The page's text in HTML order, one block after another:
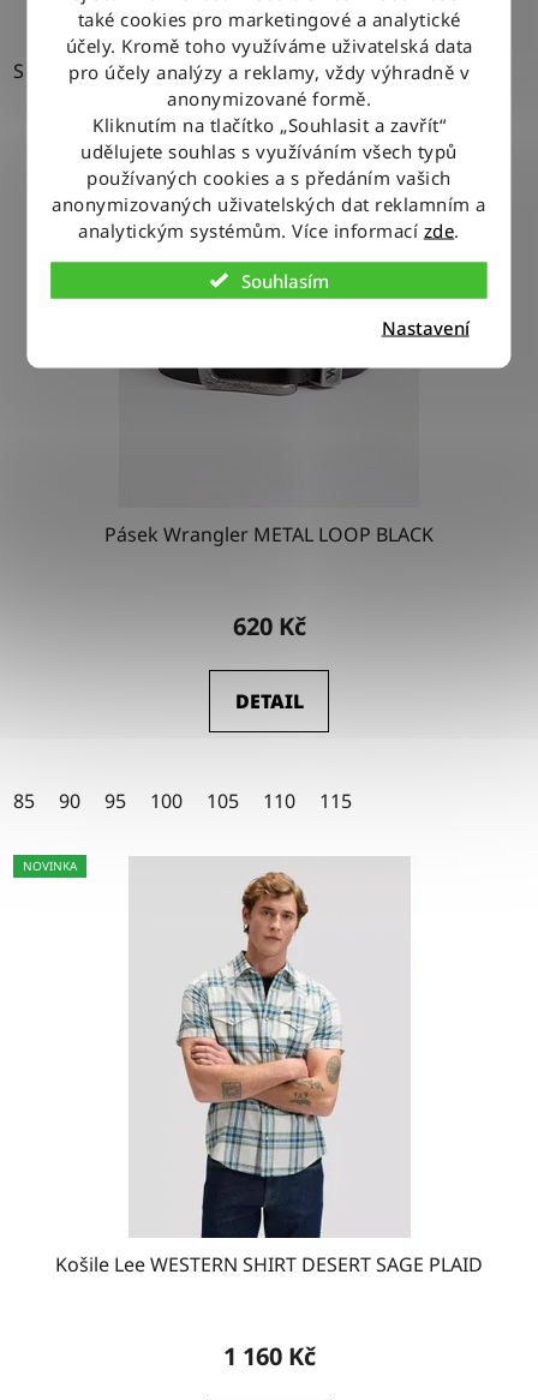
také cookies pro marketingové a analytické
účely. Kromě toho využíváme uživatelská data
pro účely analýzy a reklamy, vždy výhradně v
anonymizované formě.
Kliknutím na tlačítko „Souhlasit a zavřít“
udělujete souhlas s využíváním všech typů
používaných cookies a s předáním vašich
anonymizovaných uživatelských dat reklamním a
analytickým systémům. Více informací zde.
Souhlasím
Nastavení
S
Pásek Wrangler METAL LOOP BLACK
hodnocení
produktu
je
4,5
hvězdiček.
620 Kč
DETAIL
85 90 95 100 105 110 115
NOVINKA
Košile Lee WESTERN SHIRT DESERT SAGE PLAID
1 160 Kč